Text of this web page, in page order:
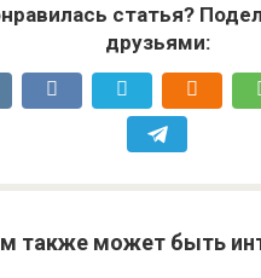
статья?
друзьями:
также может быть